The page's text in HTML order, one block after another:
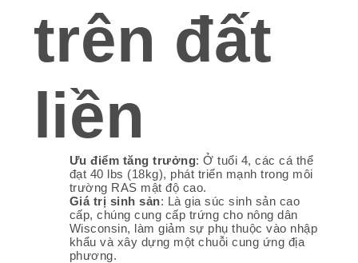
trên đất
liền
Ưu điểm tăng trưởng: Ở tuổi 4, các cá thể
đạt 40 lbs (18kg), phát triển mạnh trong môi
trường RAS mật độ cao.
Giá trị sinh sản: Là gia súc sinh sản cao
cấp, chúng cung cấp trứng cho nông dân
Wisconsin, làm giảm sự phụ thuộc vào nhập
khẩu và xây dựng một chuỗi cung ứng địa
phương.